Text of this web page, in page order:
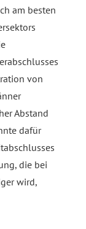
am besten
von
Abstand
dafür
die bei
wird,